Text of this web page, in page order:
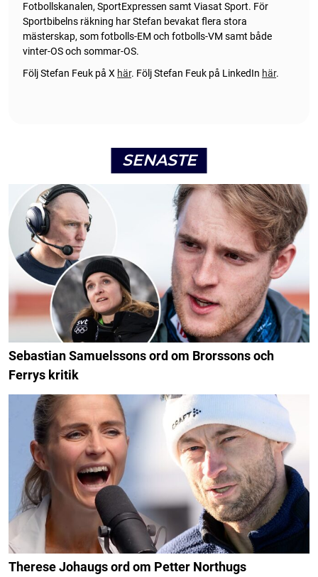
Fotbollskanalen, SportExpressen samt Viasat Sport. För
Sportbibelns räkning har Stefan bevakat flera stora
mästerskap, som fotbolls-EM och fotbolls-VM samt både
vinter-OS och sommar-OS.
Följ Stefan Feuk på X här. Följ Stefan Feuk på LinkedIn här.
SENASTE
Sebastian Samuelssons ord om Brorssons och
Ferrys kritik
Therese Johaugs ord om Petter Northugs